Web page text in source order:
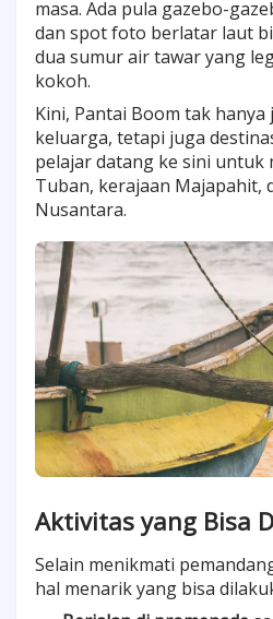
masa. Ada pula gazebo-
dan spot foto berlatar laut
dua sumur air tawar yang
kokoh.
Kini, Pantai Boom tak
keluarga, tetapi juga
pelajar datang ke sini untuk
Tuban, kerajaan Majapahit,
Nusantara.
Aktivitas yang Bisa
Selain menikmati
hal menarik yang bisa